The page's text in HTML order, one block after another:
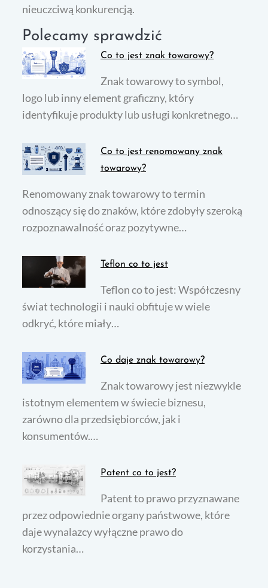
nieuczciwą konkurencją.
Polecamy sprawdzić
Co to jest znak towarowy?
Znak towarowy to symbol,
logo lub inny element graficzny, który
identyfikuje produkty lub usługi konkretnego…
Co to jest renomowany znak
towarowy?
Renomowany znak towarowy to termin
odnoszący się do znaków, które zdobyły szeroką
rozpoznawalność oraz pozytywne…
Teflon co to jest
Teflon co to jest: Współczesny
świat technologii i nauki obfituje w wiele
odkryć, które miały…
Co daje znak towarowy?
Znak towarowy jest niezwykle
istotnym elementem w świecie biznesu,
zarówno dla przedsiębiorców, jak i
konsumentów.…
Patent co to jest?
Patent to prawo przyznawane
przez odpowiednie organy państwowe, które
daje wynalazcy wyłączne prawo do
korzystania…